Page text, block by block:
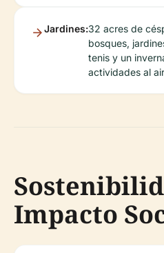
Jardines:32 acres de
bosques,
tenis y un
actividades al
Impacto